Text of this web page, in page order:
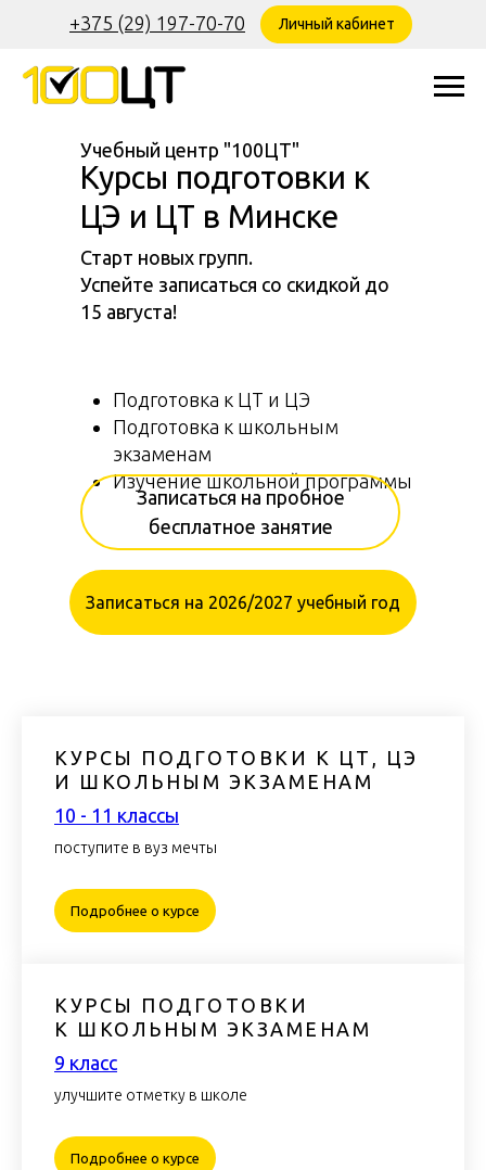
+375 (29) 197-70-70 Личный кабинет
Старт новых групп.
Успейте записаться со скидкой до
15 августа!
Учебный центр "100ЦТ"
Курсы подготовки к
ЦЭ и ЦТ в Минске
Подготовка к ЦТ и ЦЭ
Подготовка к школьным
экзаменам
Изучение школьной программы
Записаться на 2026/2027 учебный год
Записаться на пробное
бесплатное занятие
КУРСЫ ПОДГОТОВКИ К ЦТ, ЦЭ
И ШКОЛЬНЫМ ЭКЗАМЕНАМ
10 - 11 классы
поступите в вуз мечты
Подробнее о курсе
КУРСЫ ПОДГОТОВКИ
К ШКОЛЬНЫМ ЭКЗАМЕНАМ
9 класс
улучшите отметку в школе
Подробнее о курсе